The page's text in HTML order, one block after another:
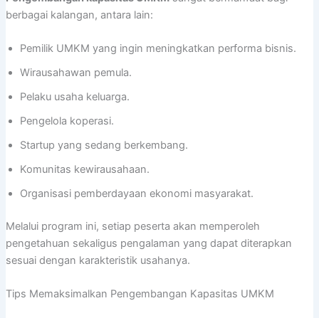
berbagai kalangan, antara lain:
Pemilik UMKM yang ingin meningkatkan performa bisnis.
Wirausahawan pemula.
Pelaku usaha keluarga.
Pengelola koperasi.
Startup yang sedang berkembang.
Komunitas kewirausahaan.
Organisasi pemberdayaan ekonomi masyarakat.
Melalui program ini, setiap peserta akan memperoleh
pengetahuan sekaligus pengalaman yang dapat diterapkan
sesuai dengan karakteristik usahanya.
Tips Memaksimalkan Pengembangan Kapasitas UMKM